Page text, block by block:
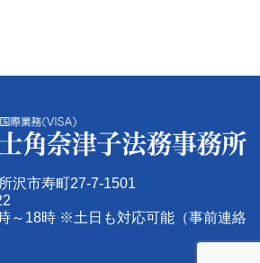
沢市寿町27-7-1501
～18時 ※土日も対応可能（事前連絡